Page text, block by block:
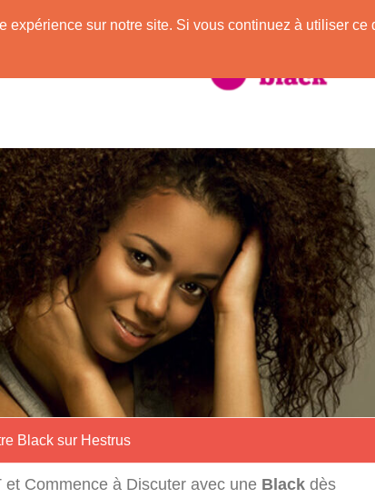
sur notre site. Si vous continuez à utiliser
à la Peau Noire !
Black sur Hestrus
Commence à Discuter avec une Blackdès